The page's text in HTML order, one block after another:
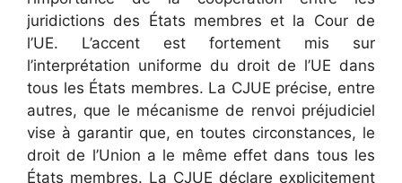
juridictions des États membres et la Cour de
l’UE. L’accent est fortement mis sur
l’interprétation uniforme du droit de l’UE dans
tous les États membres. La CJUE précise, entre
autres, que le mécanisme de renvoi préjudiciel
vise à garantir que, en toutes circonstances, le
droit de l’Union a le même effet dans tous les
États membres. La CJUE déclare explicitement